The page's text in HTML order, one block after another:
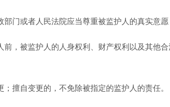
或者人民法院应当尊重被监护人的真实意愿
被监护人的人身权利、财产权利以及其他
自变更的，不免除被指定的监护人的责任。